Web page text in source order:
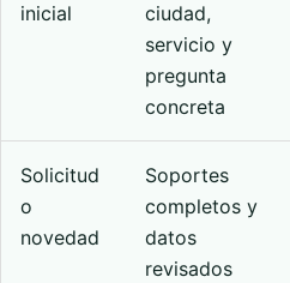
inicial
ciudad,
servicio y
pregunta
concreta
Solicitud
o
novedad
Soportes
completos y
datos
revisados